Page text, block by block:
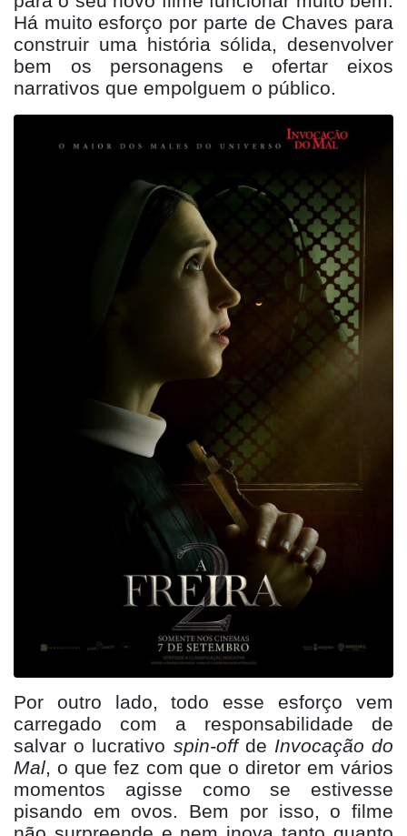
Há muito esforço por parte de Chaves para
construir uma história sólida, desenvolver
bem os personagens e ofertar eixos
narrativos que empolguem o público.
Por outro lado, todo esse esforço vem
carregado com a responsabilidade de
salvar o lucrativo spin-offde Invocação do
Mal, o que fez com que o diretor em vários
momentos agisse como se estivesse
pisando em ovos. Bem por isso, o filme